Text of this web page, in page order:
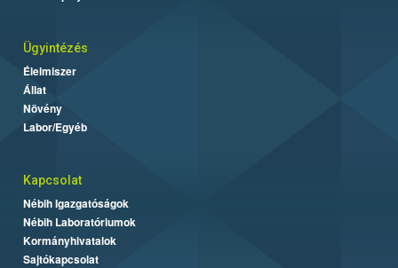
Ügyintézés
Élelmiszer
Állat
Növény
Labor/Egyéb
Kapcsolat
Nébih Igazgatóságok
Nébih Laboratóriumok
Kormányhivatalok
Sajtókapcsolat